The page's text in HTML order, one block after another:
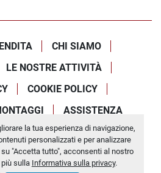
la tua esperienza di navigazione,
personalizzati e per analizzare
"Accetta tutto", acconsenti al nostro
sulla Informativa sulla privacy.
CHI SIAMO
LE NOSTRE ATTIVITÀ
COOKIE POLICY
ASSISTENZA
preferenze sui Cookies
sito web diMachinio